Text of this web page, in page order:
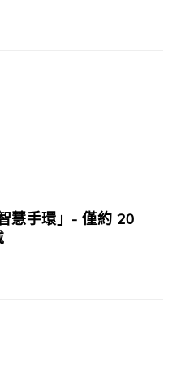
慧手環」- 僅約 20